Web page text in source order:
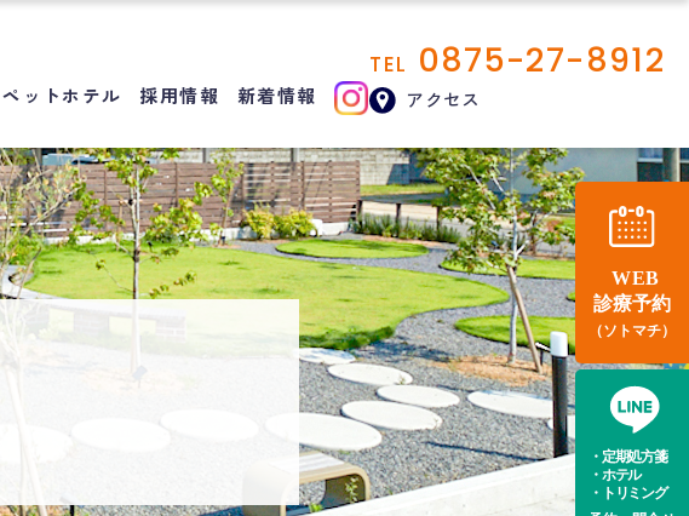
ペットホテル 採用情報 新着情報
TEL 0875-27-8912
アクセス